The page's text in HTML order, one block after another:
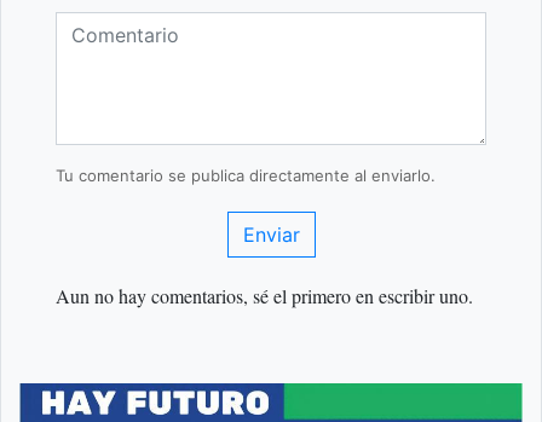
Tu comentario se publica directamente al enviarlo.
Enviar
Aun no hay comentarios, sé el primero en escribir uno.